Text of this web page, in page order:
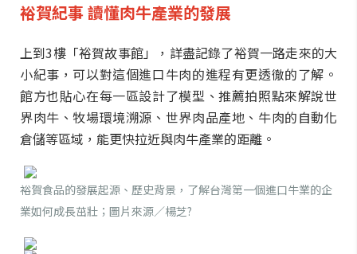
裕賀紀事讀懂肉牛產業的發展
上到3樓「裕賀故事館」，詳盡記錄了裕賀一路走來的大
小紀事，可以對這個進口牛肉的進程有更透徹的了解。
館方也貼心在每一區設計了模型、推薦拍照點來解說世
界肉牛、牧場環境溯源、世界肉品產地、牛肉的自動化
倉儲等區域，能更快拉近與肉牛產業的距離。
裕賀食品的發展起源、歷史背景，了解台灣第一個進口牛業的企
業如何成長茁壯；圖片來源／楊芝?